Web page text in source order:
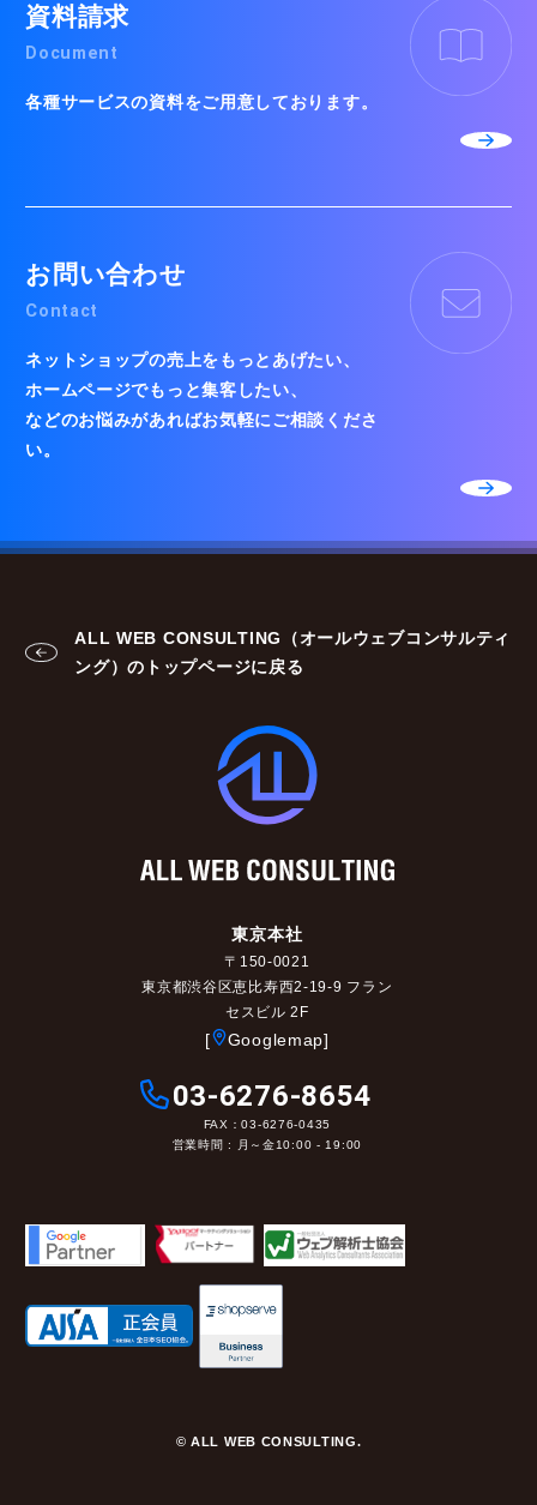
資料請求
Document
各種サービスの資料をご用意しております。
お問い合わせ
Contact
ネットショップの売上をもっとあげたい、
ホームページでもっと集客したい、
などのお悩みがあればお気軽にご相談くださ
い。
ALL WEB CONSULTING（オールウェブコンサルティ
ング）のトップページに戻る
東京本社
〒150-0021
東京都渋谷区恵比寿西2-19-9 フラン
セスビル 2F
[ Googlemap]
03-6276-8654
FAX：03-6276-0435
営業時間 : 月～金10:00 - 19:00
© ALL WEB CONSULTING.